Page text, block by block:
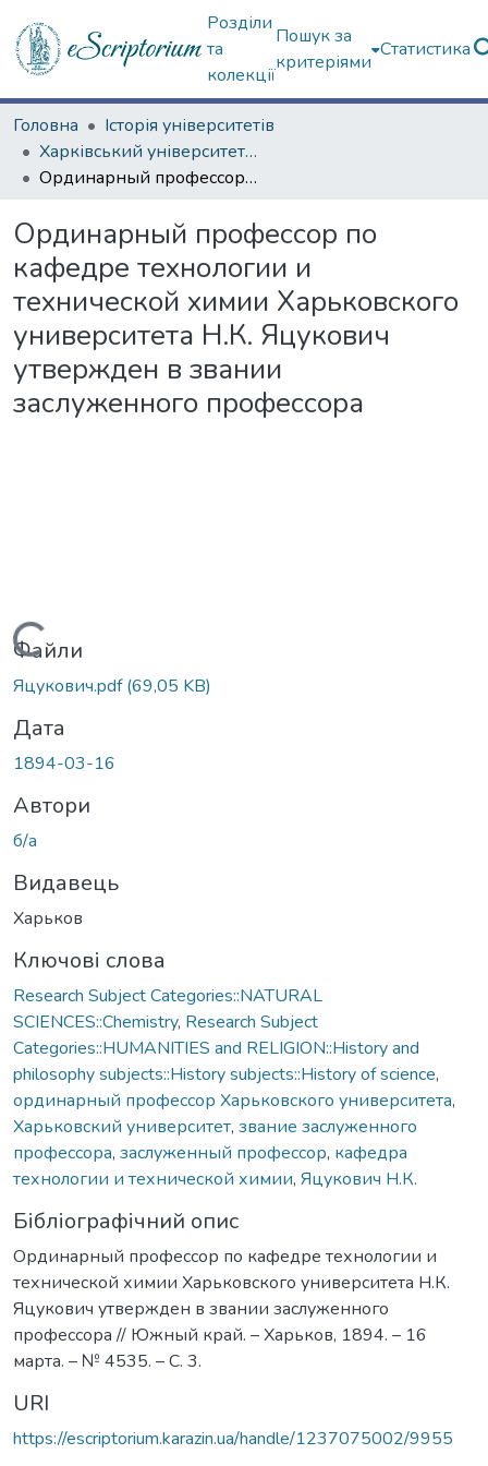
Розділи
та
колекції
Пошук за
критеріями
Статистика
Головна
Історія університетів
Харківський університет (сторінками періодичних видань)
Ординарный профессор по кафедре технологии и технической химии Харьковского университета Н.К. Яцукович утвержден в звании заслуженного профессора
Ординарный профессор по
кафедре технологии и
технической химии Харьковского
университета Н.К. Яцукович
утвержден в звании
заслуженного профессора
Вантажиться...
Файли
Яцукович.pdf(69,05 KB)
Дата
1894-03-16
Автори
б/а
Видавець
Харьков
Ключові слова
Research Subject Categories::NATURAL
SCIENCES::Chemistry, Research Subject
Categories::HUMANITIES and RELIGION::History and
philosophy subjects::History subjects::History of science,
ординарный профессор Харьковского университета,
Харьковский университет, звание заслуженного
профессора, заслуженный профессор, кафедра
технологии и технической химии, Яцукович Н.К.
Бібліографічний опис
Ординарный профессор по кафедре технологии и
технической химии Харьковского университета Н.К.
Яцукович утвержден в звании заслуженного
профессора // Южный край. – Харьков, 1894. – 16
марта. – № 4535. – С. 3.
URI
https://escriptorium.karazin.ua/handle/1237075002/9955